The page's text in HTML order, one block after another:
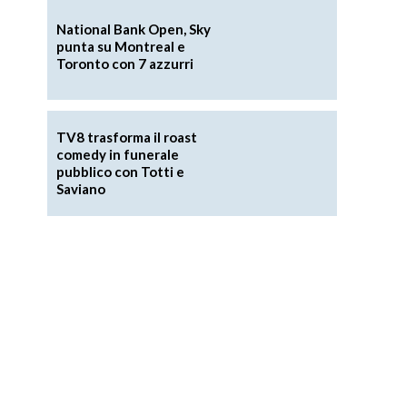
National Bank Open, Sky
punta su Montreal e
Toronto con 7 azzurri
TV8 trasforma il roast
comedy in funerale
pubblico con Totti e
Saviano